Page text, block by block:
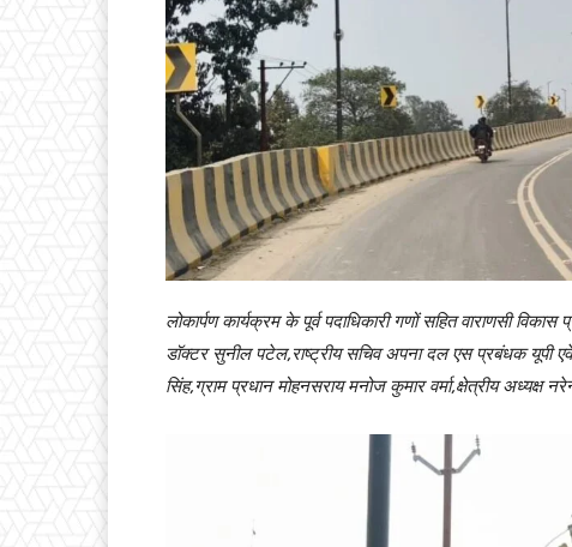
लोकार्पण कार्यक्रम के पूर्व पदाधिकारी गणों सहित वाराणसी
डॉक्टर सुनील पटेल,राष्ट्रीय सचिव अपना दल एस प्रबंधक यूपी
सिंह,ग्राम प्रधान मोहनसराय मनोज कुमार वर्मा,क्षेत्रीय अध्यक्ष